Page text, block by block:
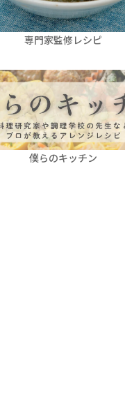
専門家監修レシピ
僕らのキッチン